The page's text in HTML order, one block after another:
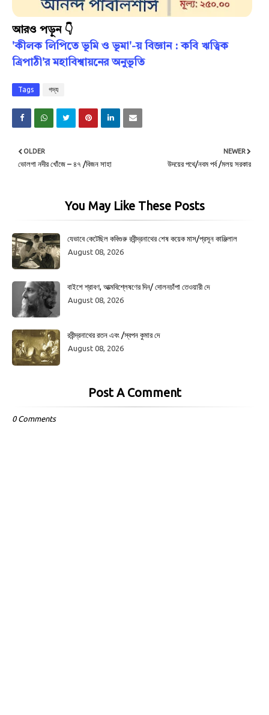
আরও পড়ুন 👇
'কীলক লিপিতে ভূমি ও ভূমা'-য় বিজ্ঞান : কবি ঋত্বিক
ত্রিপাঠী'র মহাবিশ্বায়নের অনুভূতি
Tags গদ্য
NEWER
উদয়ের পথে/নবম পর্ব /মলয় সরকার
OLDER
ভোলগা নদীর খোঁজে – ৪৭ /বিজন সাহা
You May Like These Posts
যেভাবে কেটেছিল কবিগুরু রবীন্দ্রনাথের শেষ কয়েক মাস/প্রসূন কাঞ্জিলাল
August 08, 2026
বাইশে শ্রাবণ, আত্মবিশ্লেষণের দিন/ দোলনচাঁপা তেওয়ারী দে
August 08, 2026
রবীন্দ্রনাথের রতন এবং /স্বপন কুমার দে
August 08, 2026
Post A Comment
0 Comments